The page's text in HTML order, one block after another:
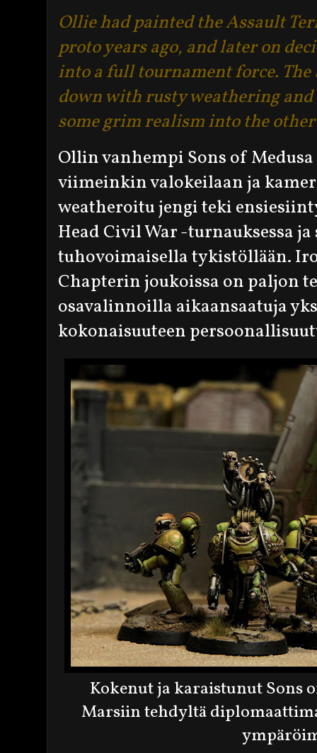
Ollie had painted the Assault
proto years ago, and later on
into a full tournament force.
down with rusty weathering
some grim realism into the
Ollin vanhempi Sons of
viimeinkin valokeilaan ja
weatheroitu jengi teki
Head Civil War -turnauksessa
tuhovoimaisella tykistöllään.
Chapterin joukoissa on paljon
osavalinnoilla aikaansaatuja
kokonaisuuteen
Kokenut ja karaistunut Sons
Marsiin tehdyltä